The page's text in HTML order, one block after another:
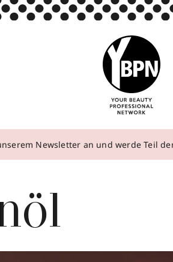
Newsletter an und werde Teil